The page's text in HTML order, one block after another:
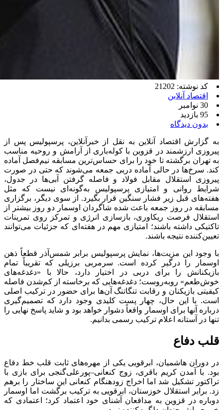
کد نوشته: 21202
اقتصاد آنلاین
30 نوامبر
95 بازدید
بدون دیدگاه
به گزارش اقتصاد آنلاین به نقل از خبرآنلاین، پرسپولیس پس از
پیروزی ارزشمند در قزوین با کوله‌باری از آرامش و روحیه مناسب
به تهران برگشته تا خود را برای حساس‌ترین مسابقه نیم‌فصل آماده
کند. سرخ‌ها در حالی آماده دربی جمعه می‌شوند که حتی در صورت
پیروزی استقلال مقابل فولاد و فاصله گرفتن آبی‌ها در جدول،
شرایط روانی و امتیازی پرسپولیس به‌گونه‌ای نیست که مثل
هفته‌های قبل زیر فشار سنگین قرار بگیرد. از سوی دیگر، برگزاری
مسابقه در روز جمعه باعث شده شاگردان اوسمار دو روز بیشتر از
استقلال فرصت ریکاوری، بازسازی انرژی و تمرکز روی تمرینات
تاکتیکی داشته باشند؛ امتیازی مهم در هفته‌ای که جزئیات می‌توانند
تعیین‌کننده نتیجه باشند.
با وجود این مزیت‌ها، نمایش پرسپولیس برابر شمس‌آذر قطعاً ذهن
اوسمار را درگیر کرده است. سرمربی برزیلی که تقریباً تمام
بازیکنانش را برای دربی در اختیار دارد، حالا با «دغدغه‌های
خوش‌طعم» روبه‌روست؛ دغدغه‌هایی که برخاسته از کم‌شدن فاصله
کیفیتی بازیکنان و رقابت تنگاتنگ آن‌ها برای حضور در ترکیب اصلی
است. با این حال، چهار پست کلیدی وجود دارد که تصمیم‌گیری
درباره آنها برای اوسمار واقعاً دشوار خواهد بود و شاید پاسخ نهایی را
تنها در آستانه اعلام ترکیب رسمی بدانیم.
قلب دفاع
در دوران هاشمیان، ابرقویی یکی از مهره‌های ثابت قلب خط دفاع
بود. با آمدن کریم باقری، زوج کنعانی–پورعلی‌گنجی برای بازی با
تراکتور تشکیل شد اما اخراج زودهنگام کنعانی این ساختار را برهم
زد. برابر استقلال خوزستان، ابرقویی به ترکیب برگشت اما اوسمار
دوباره در قزوین به مدافعان آشنای خود اعتماد کرد؛ اعتمادی که